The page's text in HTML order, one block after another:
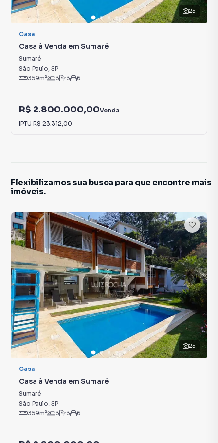
25
Casa
Casa à Venda em Sumaré
Sumaré
São Paulo, SP
359m² 3 3 6
R$ 2.800.000,00Venda
IPTU R$ 23.312,00
Flexibilizamos sua busca para que encontre mais
imóveis.
25
Casa
Casa à Venda em Sumaré
Sumaré
São Paulo, SP
359m² 3 3 6